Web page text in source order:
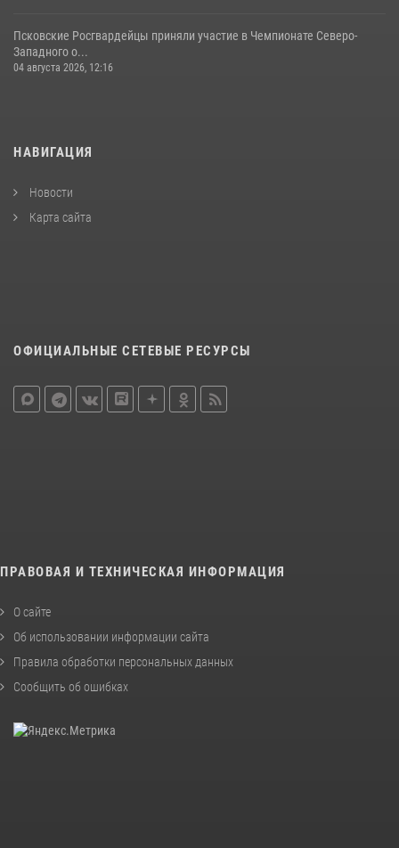
Псковские Росгвардейцы приняли участие в Чемпионате Северо-
Западного о...
04 августа 2026, 12:16
НАВИГАЦИЯ
Новости
Карта сайта
ОФИЦИАЛЬНЫЕ СЕТЕВЫЕ РЕСУРСЫ
ПРАВОВАЯ И ТЕХНИЧЕСКАЯ ИНФОРМАЦИЯ
О сайте
Об использовании информации сайта
Правила обработки персональных данных
Сообщить об ошибках